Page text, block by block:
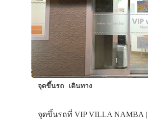
จุดขึ้นรถ เดินทาง
จุดขึ้นรถที่ VIP VILLA NAMBA |